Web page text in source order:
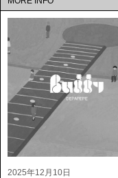
2025年12月10日